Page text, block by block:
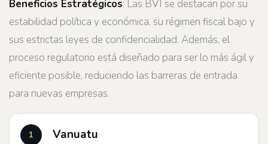
Beneficios Estratégicos: Las BVI se destacan por su
estabilidad política y económica, su régimen fiscal bajo y
sus estrictas leyes de confidencialidad. Además, el
proceso regulatorio está diseñado para ser lo más ágil y
eficiente posible, reduciendo las barreras de entrada
para nuevas empresas.
Vanuatu